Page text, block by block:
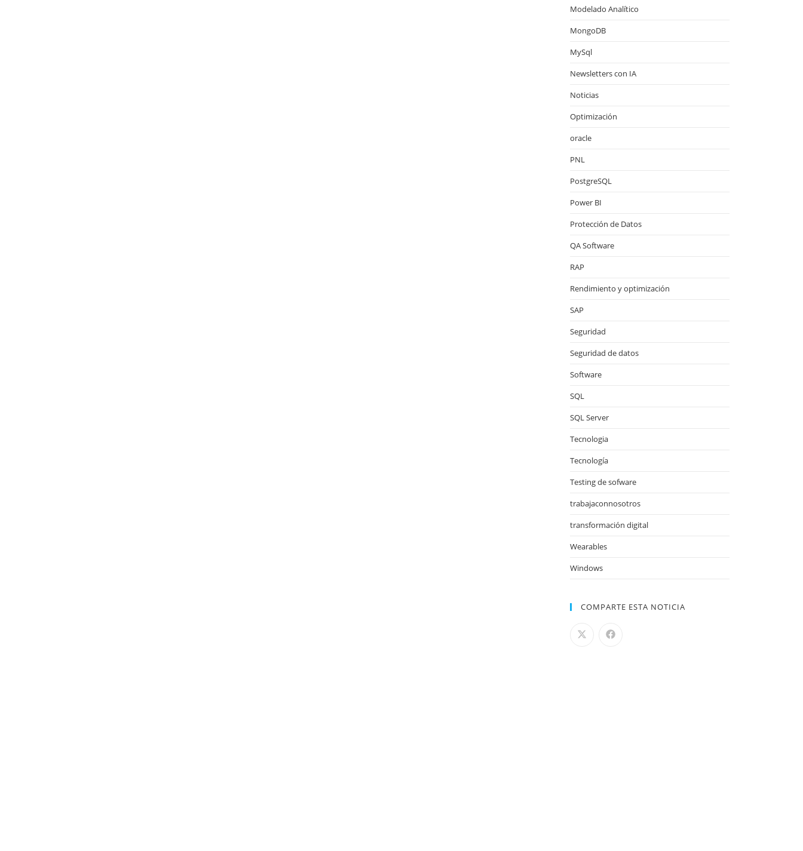
Modelado Analítico
MongoDB
MySql
Newsletters con IA
Noticias
Optimización
oracle
PNL
PostgreSQL
Power BI
Protección de Datos
QA Software
RAP
Rendimiento y optimización
SAP
Seguridad
Seguridad de datos
Software
SQL
SQL Server
Tecnologia
Tecnología
Testing de sofware
trabajaconnosotros
transformación digital
Wearables
Windows
COMPARTE ESTA NOTICIA